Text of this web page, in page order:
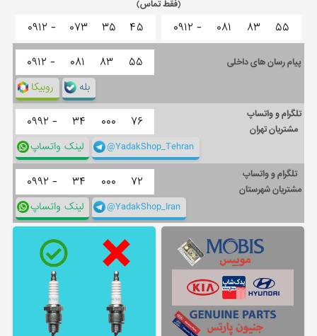
(فقط تماس)
۰۹۱۲ - ۰۸۱ ۸۳ ۵۵ ۰۹۱۲ - ۰۷۳ ۳۵ ۴۵
پیام رسان های داخلی ۰۹۱۲ - ۰۸۱ ۸۳ ۵۵
روبیکا بله
تلگرام و واتساپ
مشتریان تهران
۰۹۹۲ - ۳۴ ۰۰۰ ۷۶
لینک واتساپ @YadakShop_Tehran
تلگرام و واتساپ
مشتریان شهرستان
۰۹۹۲ - ۳۴ ۰۰۰ ۷۲
لینک واتساپ @YadakShop_Iran